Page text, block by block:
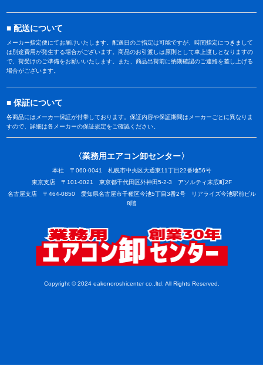
配送について
メーカー指定便にてお届けいたします。配送日のご指定は可能ですが、時間指定につきまして
は別途費用が発生する場合がございます。商品のお引渡しは原則として車上渡しとなりますの
で、荷受けのご準備をお願いいたします。また、商品出荷前に納期確認のご連絡を差し上げる
場合がございます。
保証について
各商品にはメーカー保証が付帯しております。保証内容や保証期間はメーカーごとに異なりま
すので、詳細は各メーカーの保証規定をご確認ください。
〈業務用エアコン卸センター〉
本社 〒060-0041 札幌市中央区大通東11丁目22番地56号
東京支店 〒101-0021 東京都千代田区外神田5-2-3 アソルティ末広町2F
名古屋支店 〒464-0850 愛知県名古屋市千種区今池5丁目3番2号 リアライズ今池駅前ビル
8階
Copyright © 2024 eakonoroshicenter co.,ltd. All Rights Reserved.